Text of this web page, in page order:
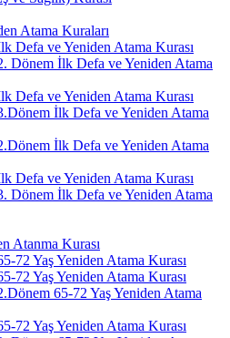
Atama Kuraları
Defa ve Yeniden Atama Kurası
Dönem İlk Defa ve Yeniden Atama
Defa ve Yeniden Atama Kurası
İlk Defa ve Yeniden Atama
İlk Defa ve Yeniden Atama
Defa ve Yeniden Atama Kurası
Dönem İlk Defa ve Yeniden Atama
Atanma Kurası
72 Yaş Yeniden Atama Kurası
72 Yaş Yeniden Atama Kurası
65-72 Yaş Yeniden Atama
72 Yaş Yeniden Atama Kurası